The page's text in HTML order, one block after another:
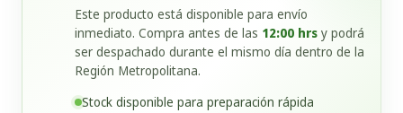
Este producto está disponible para envío
inmediato. Compra antes de las 12:00 hrs y podrá
ser despachado durante el mismo día dentro de la
Región Metropolitana.
Stock disponible para preparación rápida